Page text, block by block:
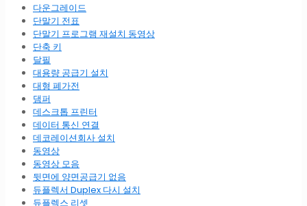
다운그레이드
단말기 전표
단말기 프로그램 재설치 동영상
단축 키
달필
대용량 공급기 설치
대형 폐가전
댐퍼
데스크톱 프린터
데이터 통신 연결
데코레이션회사 설치
동영상
동영상 모음
뒷면에 양면공급기 없음
듀플렉서 Duplex 다시 설치
듀플렉스 리셋